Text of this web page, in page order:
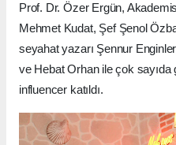
Prof. Dr. Özer Ergün,
Mehmet Kudat, Şef Şenol
seyahat yazarı Şennur
ve Hebat Orhan ile çok sayıda
influencer katıldı.